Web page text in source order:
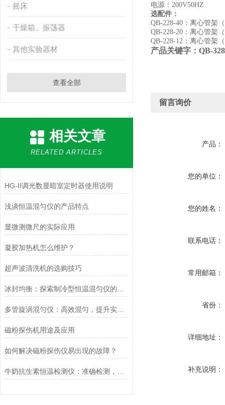
摇床
干燥箱、振荡器
其他实验器材
查看全部
相关文章
RELATED ARTICLES
HG-II调光数显暗室定时器使用说明
浅谈恒温混匀仪的产品特点
显微测微尺的实际应用
凝胶加热机怎么维护？
超声波清洗机的选购技巧
磁粉探伤机用途及应用
如何解决磁粉探伤仪易出现的故障？
电源： 200V50HZ
选配件：
QB-228-40 ：离心管架
QB-228-20 ：离心管架
QB-228-12 ：离心管架
产品关键字： QB-328
留言询价
产品：
您的单位：
您的姓名：
联系电话：
常用邮箱：
省份：
详细地址：
补充说明：